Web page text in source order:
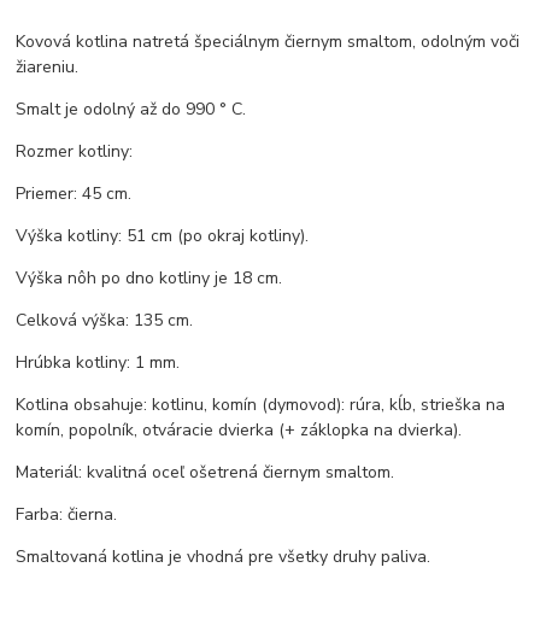
Kovová kotlina natretá špeciálnym čiernym smaltom, odolným voči
žiareniu.
Smalt je odolný až do 990 ° C.
Rozmer kotliny:
Priemer: 45 cm.
Výška kotliny: 51 cm (po okraj kotliny).
Výška nôh po dno kotliny je 18 cm.
Celková výška: 135 cm.
Hrúbka kotliny: 1 mm.
Kotlina obsahuje: kotlinu, komín (dymovod): rúra, kĺb, strieška na
komín, popolník, otváracie dvierka (+ záklopka na dvierka).
Materiál: kvalitná oceľ ošetrená čiernym smaltom.
Farba: čierna.
Smaltovaná kotlina je vhodná pre všetky druhy paliva.